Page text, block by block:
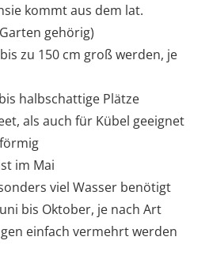
kommt aus dem lat.
gehörig)
zu 150 cm groß werden, je
halbschattige Plätze
als auch für Kübel geeignet
im Mai
viel Wasser benötigt
bis Oktober, je nach Art
einfach vermehrt werden